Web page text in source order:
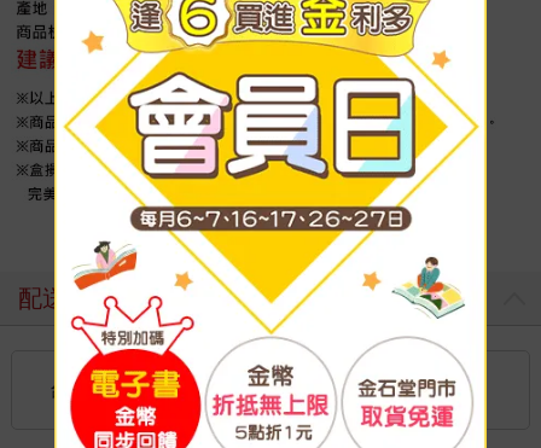
配送方式
台灣
國內宅配：本島（廠商出貨）
到店取貨：
不限金額免運費